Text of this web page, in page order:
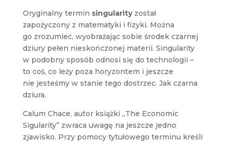
Oryginalny termin singularityzostał
zapożyczony z matematyki i fizyki. Można
go zrozumieć, wyobrażając sobie środek czarnej
dziury pełen nieskończonej materii. Singularity
w podobny sposób odnosi się do technologii –
to coś, co leży poza horyzontem i jeszcze
nie jesteśmy w stanie tego dostrzec. Jak czarna
dziura.
Calum Chace, autor książki „The Economic
Sigularity” zwraca uwagę na jeszcze jedno
zjawisko. Przy pomocy tytułowego terminu kreśli